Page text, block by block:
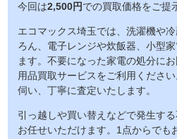
今回は2,500円での買取価格をご提
エコマックス埼玉では、洗濯機や
ろん、電子レンジや炊飯器、小型
ます。不要になった家電の処分に
用品買取サービスをご利用くださ
伺い、丁寧に査定いたします。
引っ越しや買い替えなどで発生す
お任せいただけます。1点からでも